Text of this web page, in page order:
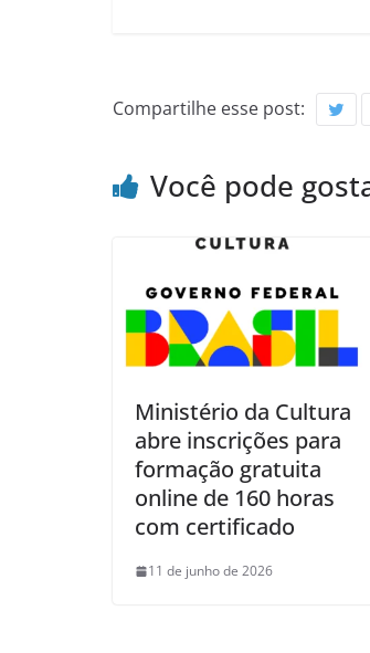
Compartilhe esse post:
Você pode
Ministério da Cultura
abre inscrições para
formação gratuita
online de 160 horas
com certificado
11 de junho de 2026